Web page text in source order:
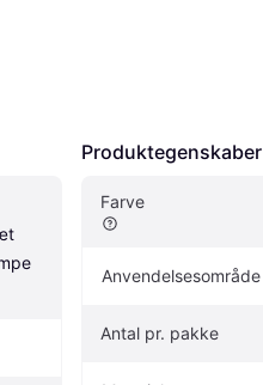
Produktegenskaber
Farve
Anvendelsesområde
Antal pr. pakke